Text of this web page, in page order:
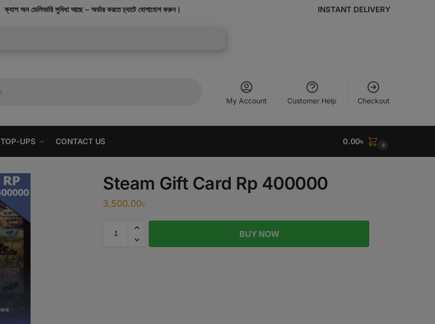
ক্যাশ অন ডেলিভারি সুবিধা আছে – অর্ডার করতে চ্যাটে যোগাযোগ করুন। INSTANT DELIVERY
My Account Customer Help Checkout
TOP-UPS CONTACT US 0.00৳ 0
Steam Gift Card Rp 400000
3,500.00৳
BUY NOW
modal-check